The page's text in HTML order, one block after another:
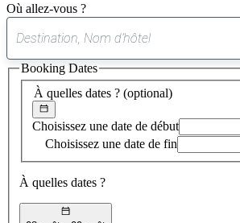
Où allez-vous ?
suggestion
trouvée
À quelles dates ? (optional)
Choisissez une date de début
Choisissez une date de fin
À quelles dates ?
Booking Dates